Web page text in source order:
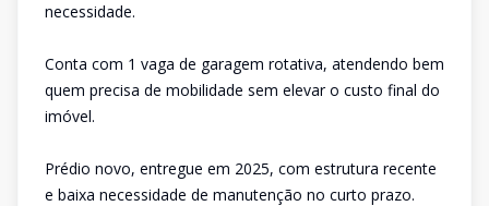
necessidade.
Conta com 1 vaga de garagem rotativa, atendendo bem
quem precisa de mobilidade sem elevar o custo final do
imóvel.
Prédio novo, entregue em 2025, com estrutura recente
e baixa necessidade de manutenção no curto prazo.